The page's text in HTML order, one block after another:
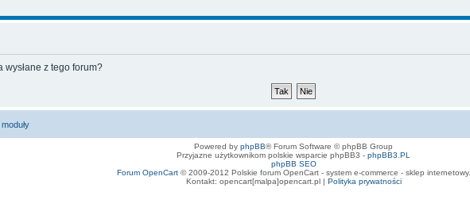
z tego forum?
Powered by phpBB® Forum Software © phpBB Group
Przyjazne użytkownikom polskie wsparcie phpBB3 - phpBB3.PL
phpBB SEO
Forum OpenCart© 2009-2012 Polskie forum OpenCart - system e-commerce - sklep internetowy.
Kontakt: opencart[malpa]opencart.pl | Polityka prywatności